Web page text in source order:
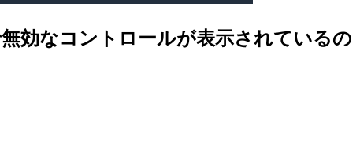
効なコントロールが表示されているの